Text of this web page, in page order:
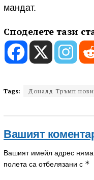
мандат.
Споделете тази
Tags: Доналд Тръмп
Вашият
Вашият имейл адрес няма
полета са отбелязани с *